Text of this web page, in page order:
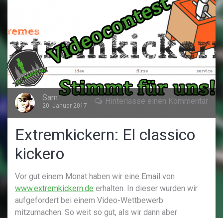
Hinterlasse einen Kommentar
Sam
20. Januar 2017
Extremkickern: El classico
kickero
Vor gut einem Monat haben wir eine Email von
www.extremkickern.de erhalten. In dieser wurden wir
aufgefordert bei einem Video-Wettbewerb
mitzumachen. So weit so gut, als wir dann aber